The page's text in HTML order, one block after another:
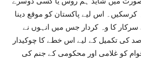
اس لیے پاکستان کو موقع دینا
سرکار کا وہ کردار جس میں انہوں نے
کی تکمیل کے لیے اس خطے کا چوکیدار
قوام کو غلامی اور محکومی کے جنم کی